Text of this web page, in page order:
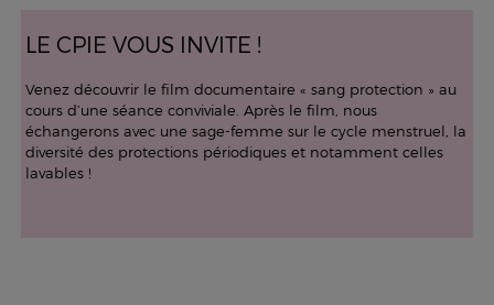
LE CPIE VOUS INVITE !
Venez découvrir le film documentaire « sang protection » au
cours d’une séance conviviale. Après le film, nous
échangerons avec une sage-femme sur le cycle menstruel, la
diversité des protections périodiques et notamment celles
lavables !